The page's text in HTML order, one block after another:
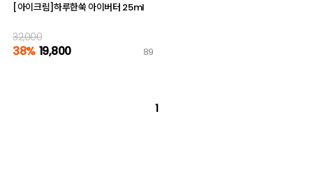
[아이크림]하루한쑥 아이버터 25ml
32,000
38% 19,800 89
1